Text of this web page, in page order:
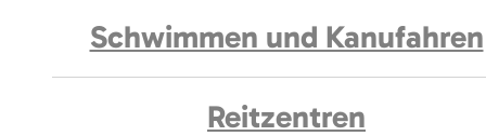
Schwimmen und Kanufahren
Reitzentren